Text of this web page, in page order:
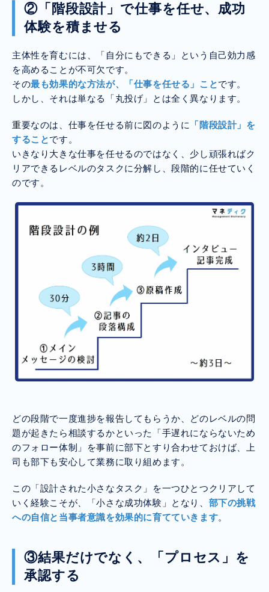
②「階段設計」で仕事を任せ、成功
体験を積ませる
主体性を育むには、「自分にもできる」という自己効力感
を高めることが不可欠です。
その最も効果的な方法が、「仕事を任せる」ことです。
しかし、それは単なる「丸投げ」とは全く異なります。
重要なのは、仕事を任せる前に図のように
「階段設計」を
することです。
いきなり大きな仕事を任せるのではなく、少し頑張ればク
リアできるレベルのタスクに分解し、段階的に任せていく
のです。
どの段階で一度進捗を報告してもらうか、どのレベルの問
題が起きたら相談するかといった「手遅れにならないため
のフォロー体制」を事前に部下とすり合わせておけば、上
司も部下も安心して業務に取り組めます。
この「設計された小さなタスク」を一つひとつクリアして
いく経験こそが、「小さな成功体験」となり、 部下の挑戦
への自信と当事者意識を効果的に育てていきます。
③結果だけでなく、「プロセス」を
承認する